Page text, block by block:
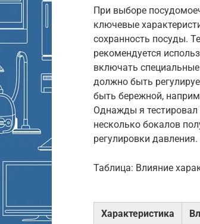
При выборе
ключевые
сохранность посуды.
рекомендуется
включать
должно быть
быть бережной,
Однажды я
несколько бокалов
регулировки давления.
Таблица: Влияние
Характеристика